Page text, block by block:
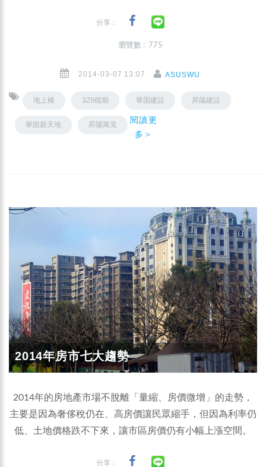
分享：
瀏覽數 : 775
2014-03-07 13:07 ASUSWU
地上權 329檔期 華固建設 昇陽建設
華固新天地 昇陽寓見
閱讀更
多＞
2014年房市七大趨勢
2014年的房地產市場不脫離「量縮、房價微增」的走勢，
主要是因為奢侈稅仍在、高房價讓民眾縮手，但因為利率仍
低、土地價格跌不下來，讓市區房價仍有小幅上漲空間。
分享：